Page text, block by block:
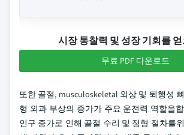
시장 통찰력 및 성장 기회를
무료 PDF 다운로드
또한 골절, musculoskeletal 외상 및 퇴행성
형 외과 부상의 증가가 주요 운전력 역할을
인구 증가로 인해 골절 수리 및 정형 절차를